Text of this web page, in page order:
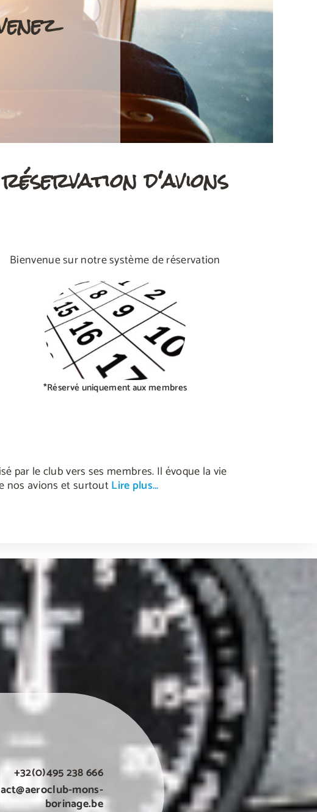
réservation d'avions
Bienvenue sur notre système de réservation
*Réservé uniquement aux membres
par le club vers ses membres. Il évoque la vie
nos avions et surtoutLire plus…
+32(0)495 238 666
mons-
borinage.be